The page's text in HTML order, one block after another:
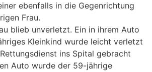
ebenfalls in die Gegenrichtung
Frau.
blieb unverletzt. Ein in ihrem Auto
Kleinkind wurde leicht verletzt
ins Spital gebracht
Auto wurde der 59-jährige